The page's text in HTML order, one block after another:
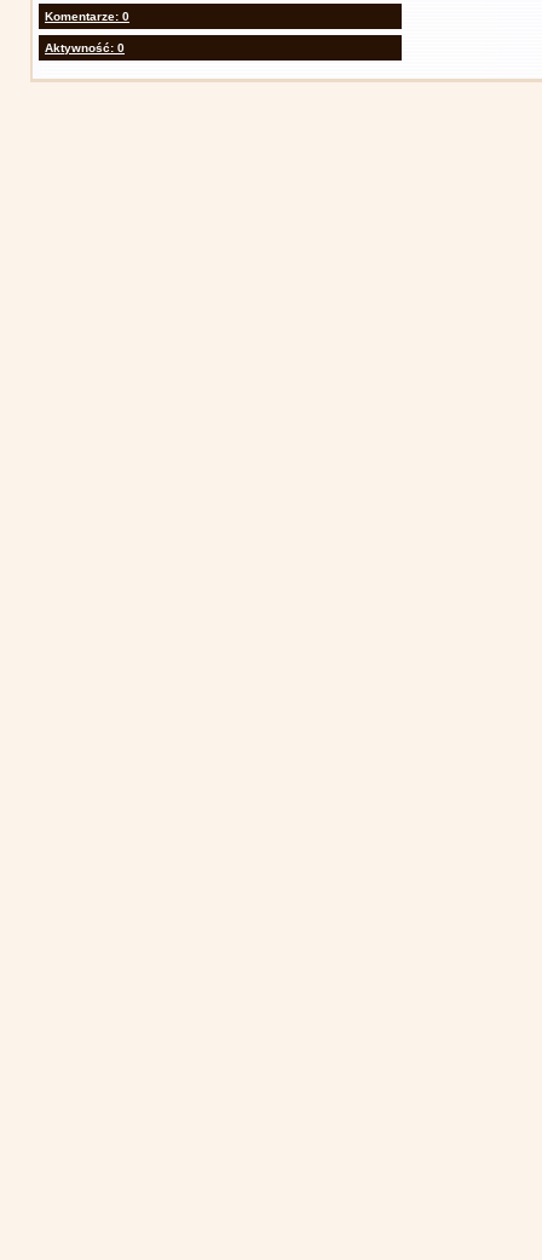
Komentarze: 0
Aktywność: 0